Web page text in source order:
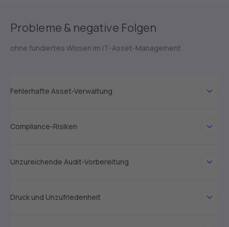
Probleme & negative Folgen
ohne fundiertes Wissen im IT-Asset-Management
Fehlerhafte Asset-Verwaltung
Compliance-Risiken
Unzureichende Audit-Vorbereitung
Druck und Unzufriedenheit